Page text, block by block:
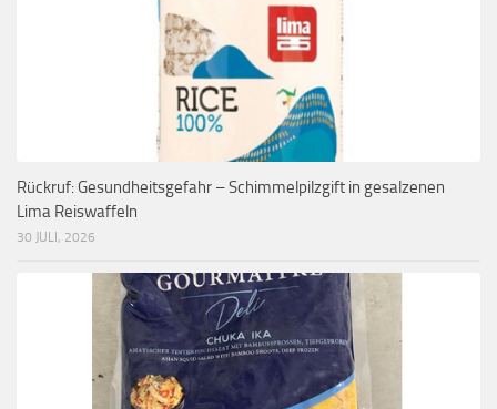
Rückruf: Gesundheitsgefahr – Schimmelpilzgift in gesalzenen
Lima Reiswaffeln
30 JULI, 2026